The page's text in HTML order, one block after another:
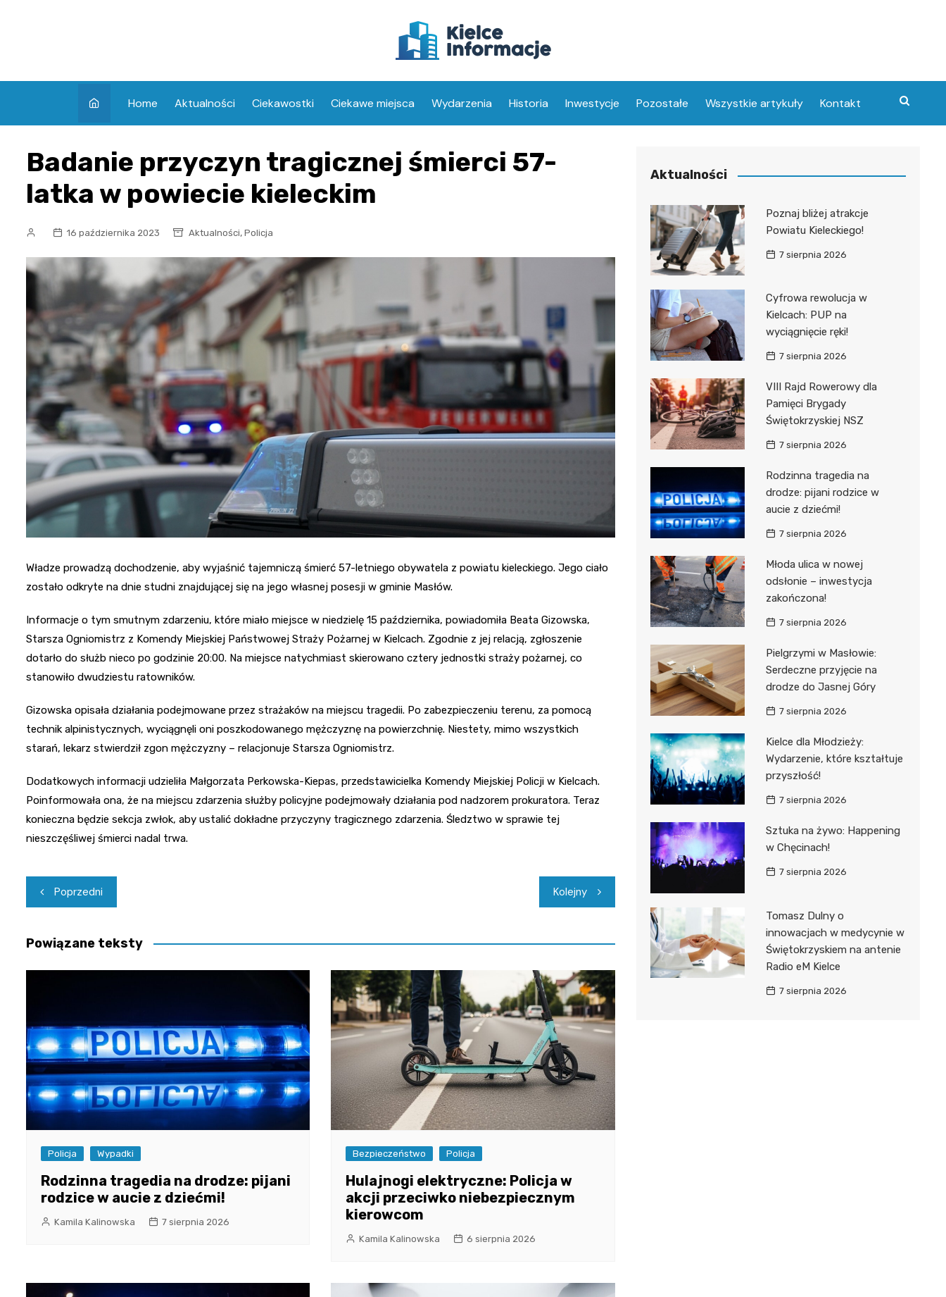
Home Aktualności Ciekawostki Ciekawe miejsca Wydarzenia Historia Inwestycje Pozostałe Wszystkie artykuły Kontakt
Badanie przyczyn tragicznej śmierci 57-
latka w powiecie kieleckim
16 października 2023 Aktualności, Policja
Władze prowadzą dochodzenie, aby wyjaśnić tajemniczą śmierć 57-letniego obywatela z powiatu kieleckiego. Jego ciało
zostało odkryte na dnie studni znajdującej się na jego własnej posesji w gminie Masłów.
Informacje o tym smutnym zdarzeniu, które miało miejsce w niedzielę 15 października, powiadomiła Beata Gizowska,
Starsza Ogniomistrz z Komendy Miejskiej Państwowej Straży Pożarnej w Kielcach. Zgodnie z jej relacją, zgłoszenie
dotarło do służb nieco po godzinie 20:00. Na miejsce natychmiast skierowano cztery jednostki straży pożarnej, co
stanowiło dwudziestu ratowników.
Gizowska opisała działania podejmowane przez strażaków na miejscu tragedii. Po zabezpieczeniu terenu, za pomocą
technik alpinistycznych, wyciągnęli oni poszkodowanego mężczyznę na powierzchnię. Niestety, mimo wszystkich
starań, lekarz stwierdził zgon mężczyzny – relacjonuje Starsza Ogniomistrz.
Dodatkowych informacji udzieliła Małgorzata Perkowska-Kiepas, przedstawicielka Komendy Miejskiej Policji w Kielcach.
Poinformowała ona, że na miejscu zdarzenia służby policyjne podejmowały działania pod nadzorem prokuratora. Teraz
konieczna będzie sekcja zwłok, aby ustalić dokładne przyczyny tragicznego zdarzenia. Śledztwo w sprawie tej
nieszczęśliwej śmierci nadal trwa.
Nawigacja
wpisu
Poprzedni Kolejny
Powiązane teksty
Policja Wypadki
Rodzinna tragedia na drodze: pijani
rodzice w aucie z dziećmi!
Kamila Kalinowska 7 sierpnia 2026
Bezpieczeństwo Policja
Hulajnogi elektryczne: Policja w
akcji przeciwko niebezpiecznym
kierowcom
Kamila Kalinowska 6 sierpnia 2026
Aktualności
Poznaj bliżej atrakcje
Powiatu Kieleckiego!
7 sierpnia 2026
Cyfrowa rewolucja w
Kielcach: PUP na
wyciągnięcie ręki!
7 sierpnia 2026
VIII Rajd Rowerowy dla
Pamięci Brygady
Świętokrzyskiej NSZ
7 sierpnia 2026
Rodzinna tragedia na
drodze: pijani rodzice w
aucie z dziećmi!
7 sierpnia 2026
Młoda ulica w nowej
odsłonie – inwestycja
zakończona!
7 sierpnia 2026
Pielgrzymi w Masłowie:
Serdeczne przyjęcie na
drodze do Jasnej Góry
7 sierpnia 2026
Kielce dla Młodzieży:
Wydarzenie, które kształtuje
przyszłość!
7 sierpnia 2026
Sztuka na żywo: Happening
w Chęcinach!
7 sierpnia 2026
Tomasz Dulny o
innowacjach w medycynie w
Świętokrzyskiem na antenie
Radio eM Kielce
7 sierpnia 2026